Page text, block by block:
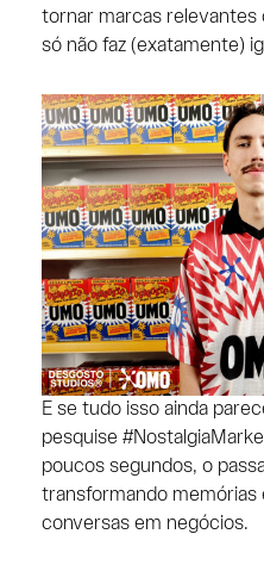
tornar marcas relevantes
só não faz (exatamente)
E se tudo isso ainda
pesquise
poucos segundos, o
transformando memórias
conversas em negócios.